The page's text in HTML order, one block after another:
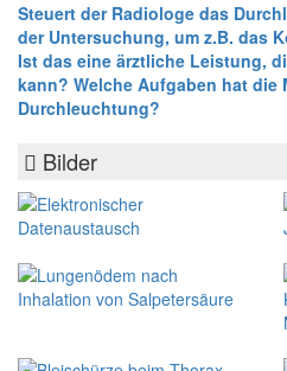
Steuert der Radiologe das
der Untersuchung, um z.B. das
Ist das eine ärztliche Leistung,
kann? Welche Aufgaben hat die
Durchleuchtung?
Bilder